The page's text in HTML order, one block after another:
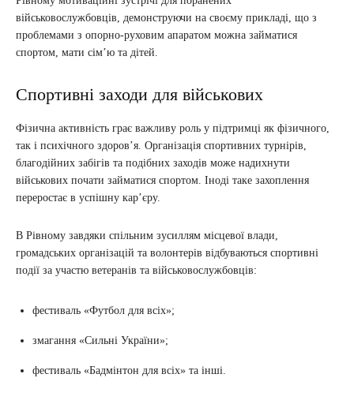
військовослужбовців, демонструючи на своєму прикладі, що з
проблемами з опорно-руховим апаратом можна займатися
спортом, мати сім’ю та дітей.
Спортивні заходи для військових
Фізична активність грає важливу роль у підтримці як фізичного,
так і психічного здоров’я. Організація спортивних турнірів,
благодійних забігів та подібних заходів може надихнути
військових почати займатися спортом. Іноді таке захоплення
переростає в успішну кар’єру.
В Рівному завдяки спільним зусиллям місцевої влади,
громадських організацій та волонтерів відбуваються спортивні
події за участю ветеранів та військовослужбовців:
фестиваль «Футбол для всіх»;
змагання «Сильні України»;
фестиваль «Бадмінтон для всіх» та інші.